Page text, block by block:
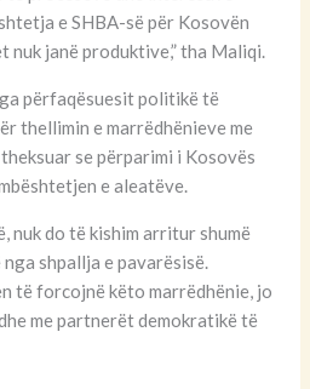
e SHBA-së për Kosovën
nuk janë produktive,” tha Maliqi.
përfaqësuesit politikë të
thellimin e marrëdhënieve me
se përparimi i Kosovës
e aleatëve.
nuk do të kishim arritur shumë
shpallja e pavarësisë.
të forcojnë këto marrëdhënie, jo
me partnerët demokratikë të